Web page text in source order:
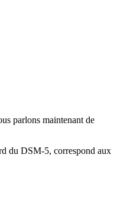
parlons maintenant de
du DSM-5, correspond aux